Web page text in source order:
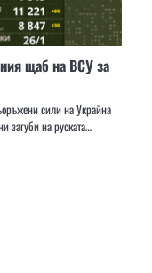
щаб на ВСУ за
сили на Украйна
загуби на руската…